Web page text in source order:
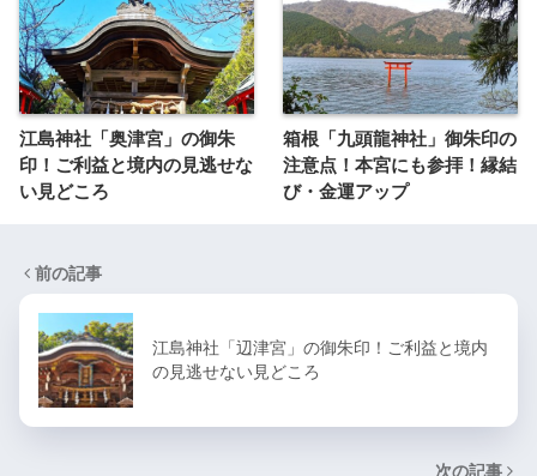
江島神社「奥津宮」の御朱
印！ご利益と境内の見逃せな
い見どころ
箱根「九頭龍神社」御朱印の
注意点！本宮にも参拝！縁結
び・金運アップ
前の記事
江島神社「辺津宮」の御朱印！ご利益と境内
の見逃せない見どころ
次の記事